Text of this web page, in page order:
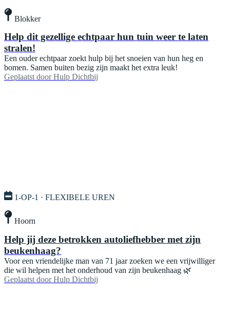
Blokker
Help dit gezellige echtpaar hun tuin weer te laten
stralen!
Een ouder echtpaar zoekt hulp bij het snoeien van hun heg en
bomen. Samen buiten bezig zijn maakt het extra leuk!
Geplaatst door Hulp Dichtbij
1-OP-1 · FLEXIBELE UREN
Hoorn
Help jij deze betrokken autoliefhebber met zijn
beukenhaag?
Voor een vriendelijke man van 71 jaar zoeken we een vrijwilliger
die wil helpen met het onderhoud van zijn beukenhaag 🌿
Geplaatst door Hulp Dichtbij